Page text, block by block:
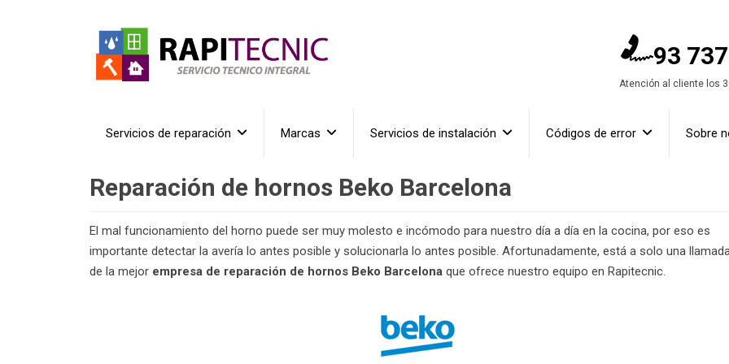
93
Atención al cliente los
Servicios de reparación Marcas Servicios de instalación Códigos de error Sobre
Reparación de hornos Beko Barcelona
El mal funcionamiento del horno puede ser muy molesto e incómodo para nuestro día a día en la cocina, por eso es
importante detectar la avería lo antes posible y solucionarla lo antes posible. Afortunadamente, está a solo una
de la mejor empresa de reparación de hornos Beko Barcelona que ofrece nuestro equipo en Rapitecnic.